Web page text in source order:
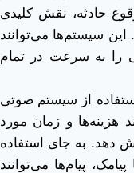
حادثه، نقش کلیدی
این سیستم‌ها می‌توانند
را به‌ سرعت در تمام
از سیستم صوتی
هزینه‌ها و زمان مورد
دهد. به جای استفاده
پیام‌ها می‌توانند